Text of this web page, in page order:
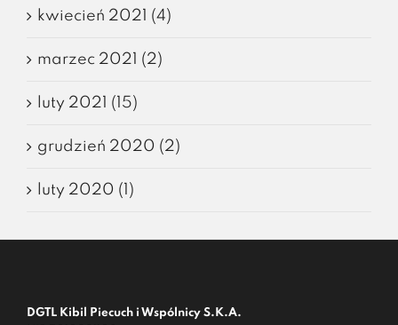
kwiecień 2021 (4)
marzec 2021 (2)
luty 2021 (15)
grudzień 2020 (2)
luty 2020 (1)
DGTL Kibil Piecuch i Wspólnicy S.K.A.